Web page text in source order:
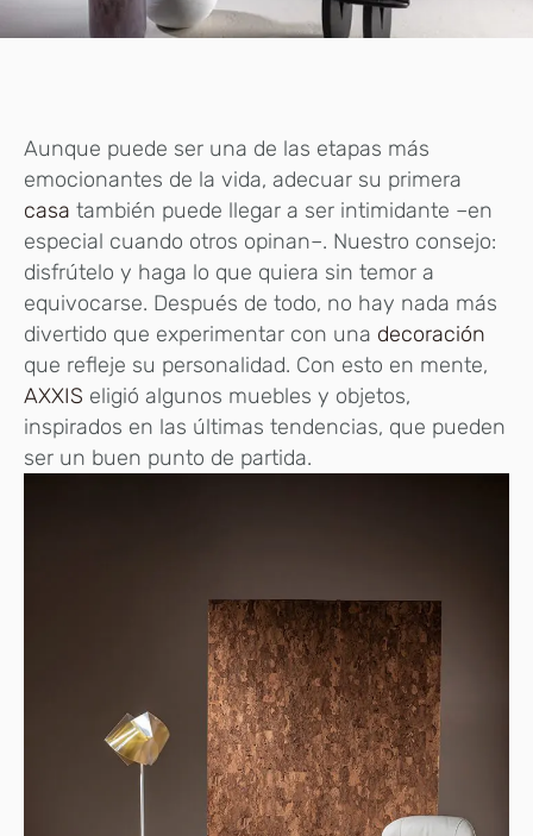
Aunque puede ser una de las etapas más
emocionantes de la vida, adecuar su primera
casa también puede llegar a ser intimidante –en
especial cuando otros opinan–. Nuestro consejo:
disfrútelo y haga lo que quiera sin temor a
equivocarse. Después de todo, no hay nada más
divertido que experimentar con una decoración
que refleje su personalidad. Con esto en mente,
AXXIS eligió algunos muebles y objetos,
inspirados en las últimas tendencias, que pueden
ser un buen punto de partida.